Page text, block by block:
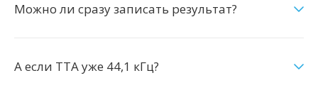
Можно ли сразу записать результат?
А если TTA уже 44,1 кГц?